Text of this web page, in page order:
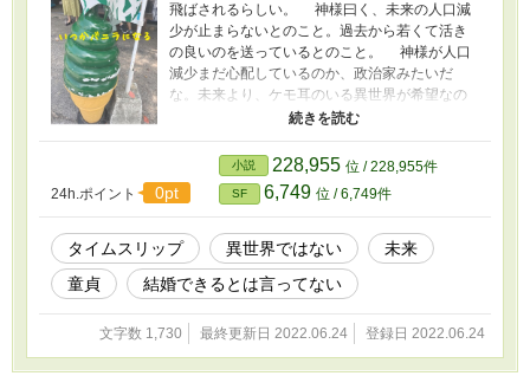
飛ばされるらしい。 神様曰く、未来の人口減
少が止まらないとのこと。過去から若くて活き
の良いのを送っているとのこと。 神様が人口
減少まだ心配しているのか、政治家みたいだ
な。未来より、ケモ耳のいる異世界が希望なの
だが。 あと、未来なら俺の存在どうなるの？
パラレルワールドが発生しちゃわないの？
ん？30才賢者の俺には子孫がいないから平気？
このままでは、子孫を残せる確率が限りなく0だ
から、未来にかけろ？ うっさいわ！
24h.ポイント 0pt
小説 228,955 位 / 228,955件
SF 6,749 位 / 6,749件
タイムスリップ 異世界ではない
未来
童貞
結婚できるとは言ってない
文字数 1,730 最終更新日 2022.06.24 登録日 2022.06.24